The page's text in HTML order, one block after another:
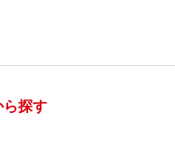
探す